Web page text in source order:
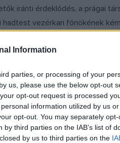
Information
parties, or processing of your
us, please use the below opt-out
opt-out request is processed
information utilized by us
opt-out. You may separately
third parties on the IAB’s list of
by us to third parties on the
iránti érdeklődés, a prágai
vezérkari főnökének
kijátszásával göngyölítette
és déli fronton megélt
a radikálisabb irányzatok felé
melynek élete végéig
újság és napilap
melynek címe mintegy